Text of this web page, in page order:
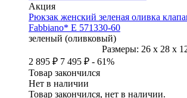
Акция
Рюкзак женский зеленая оливка
Fabbiano* E 571330-60
зеленый (оливковый)
Размеры: 26 x 28 x
2 895 ₽ 7 495 ₽ - 61%
Товар закончился
Нет в наличии
Товар закончился, нет в наличии.